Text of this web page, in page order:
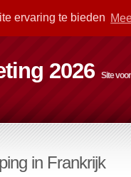
ervaring te bieden
2026 Site
in Frankrijk